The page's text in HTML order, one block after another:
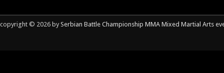
copyright © 2026 by Serbian Battle Championship MMA Mixed Martial Arts